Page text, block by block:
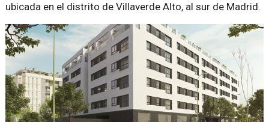
ubicada en el distrito de Villaverde Alto, al sur de Madrid.